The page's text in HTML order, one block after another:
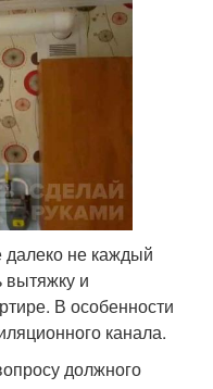
далеко не каждый
вытяжку и
В особенности
канала.
должного